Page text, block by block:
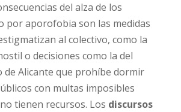
del alza de los
por aporofobia son las medidas
al colectivo, como la
o decisiones como la del
de Alicante que prohíbe dormir
con multas imposibles
tienen recursos. Los discursos